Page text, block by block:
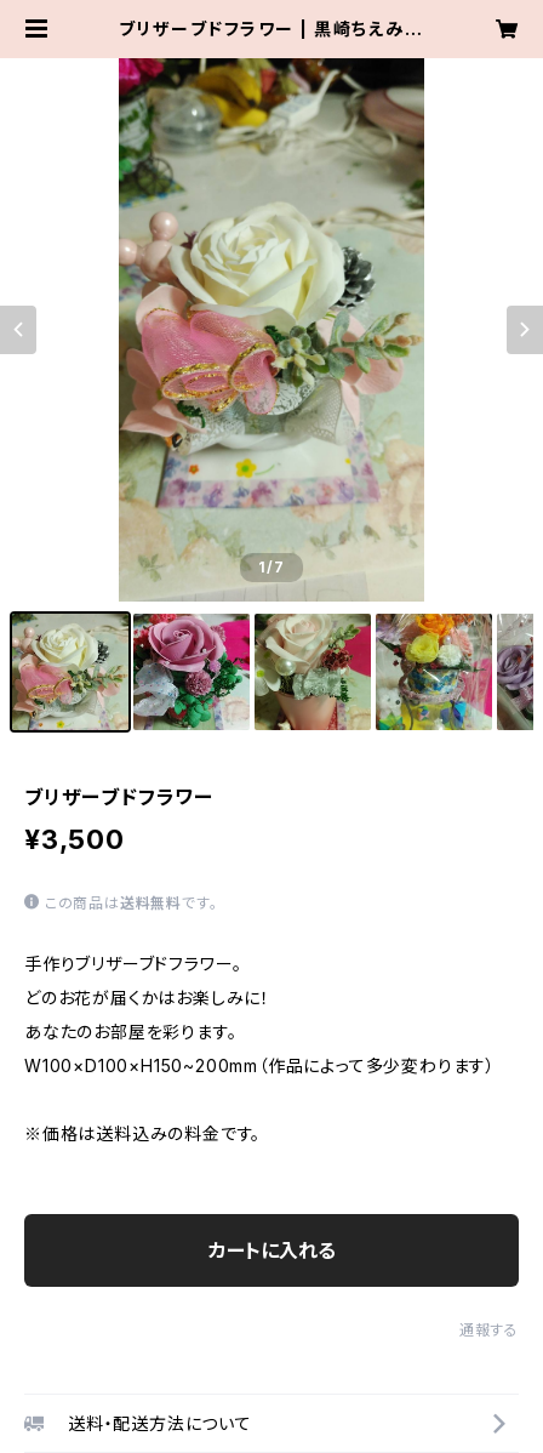
ブリザーブドフラワー | 黒崎ちえみ O
1/7
ブリザーブドフラワー
¥3,500
この商品は送料無料です。
手作りブリザーブドフラワー。
どのお花が届くかはお楽しみに！
あなたのお部屋を彩ります。
W100×D100×H150~200mm（作品によって多少変わります）
※価格は送料込みの料金です。
カートに入れる
通報する
送料・配送方法について